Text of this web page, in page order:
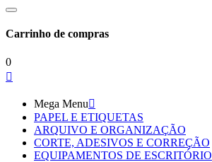
Carrinho de compras
0

Mega Menu
PAPEL E ETIQUETAS
ARQUIVO E ORGANIZAÇÃO
CORTE, ADESIVOS E CORREÇÃO
EQUIPAMENTOS DE ESCRITÓRIO